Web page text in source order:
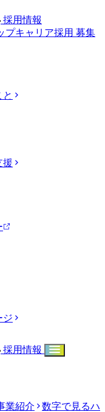
採用情報
プキャリア採用 募集
援
ジ
採用情報
業紹介
数字で見るハ